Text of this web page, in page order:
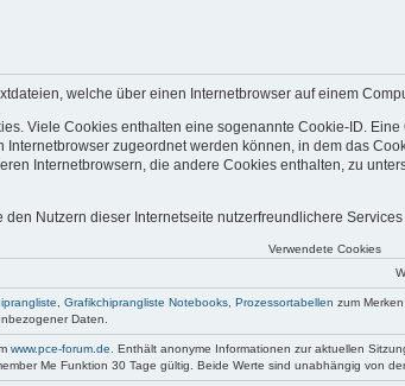
welche über einen Internetbrowser auf einem
Viele Cookies enthalten eine sogenannte Cookie-ID.
zugeordnet werden können, in dem das
Internetbrowsern, die andere Cookies enthalten, zu
Nutzern dieser Internetseite nutzerfreundlichere
Verwendete Cookies
Grafikchiprangliste Notebooks Prozessortabellen zum
Daten.
www.pce-forum.de.
Enthält anonyme Informationen zur aktuellen
Me Funktion 30 Tage gültig. Beide Werte sind unabhängig von